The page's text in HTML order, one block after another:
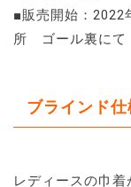
■販売開始：2022
所 ゴール裏にて
ブラインド仕
レディースの巾